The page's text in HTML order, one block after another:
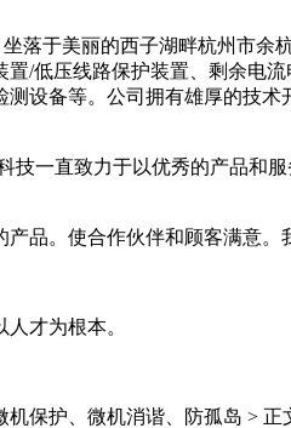
落于美丽的西子湖畔杭州市
置/低压线路保护装置、剩余电
设备等。公司拥有雄厚的技
一直致力于以优秀的产品和
品。使合作伙伴和顾客满意。
才为根本。
机保护、微机消谐、防孤岛 > 正